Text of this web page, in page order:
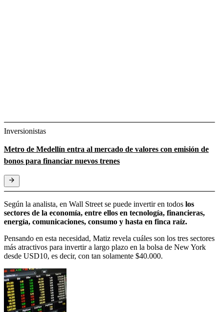
Inversionistas
Metro de Medellín entra al mercado de valores con emisión de
bonos para financiar nuevos trenes
Según la analista, en Wall Street se puede invertir en todos los
sectores de la economía, entre ellos en tecnología, financieras,
energía, comunicaciones, consumo y hasta en finca raíz.
Pensando en esta necesidad, Matiz revela cuáles son los tres sectores
más atractivos para invertir a largo plazo en la bolsa de New York
desde USD10, es decir, con tan solamente $40.000.